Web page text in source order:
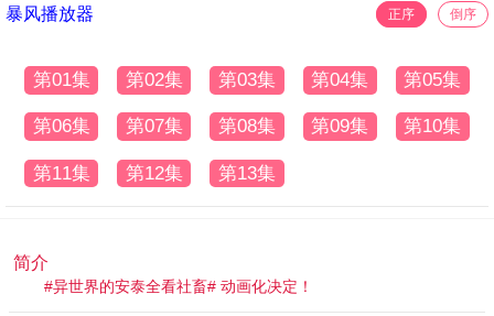
暴风播放器 正序 倒序
第01集 第02集 第03集 第04集 第05集
第06集 第07集 第08集 第09集 第10集
第11集 第12集 第13集
简介
#异世界的安泰全看社畜# 动画化决定！